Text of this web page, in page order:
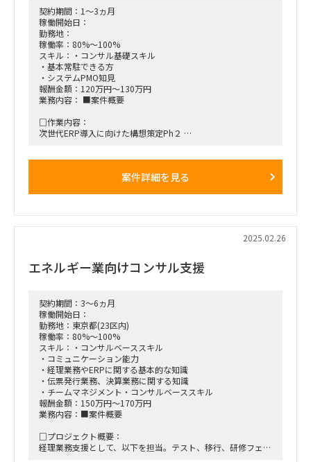
定で13か月
■稼働率：50～100％（※応相談）
■働き方/勤務場所：クライアント先（※東京都23区内）への
出社＆リモート ハイブリッド
契約期間：1～3ヵ月
稼働開始日：
勤務地：
稼働率：80%～100%
スキル：・コンサル基礎スキル
・基本常駐できる方
・システムPMO知見
報酬金額：120万円～130万円
業務内容： ■案件概要
□作業内容：
次世代ERP導入に向けた構想策定Ph２
・他領域・クライアントと調整
案件詳細を見る
2025.02.26
エネルギー業向けコンサル支援
契約期間：3～6ヵ月
稼働開始日：
勤務地：東京都(23区内)
稼働率：80%～100%
スキル：・コンサルベーススキル
・コミュニケーション能力
・経理業務やERPに関する基本的な知識
・伝票発行業務、決算業務に関する知識
・チームマネジメント・コンサルベーススキル
報酬金額：150万円～170万円
業務内容：■案件概要
□プロジェクト概要：
経理業務支援として、以下を担当。テスト、移行、研修フェー